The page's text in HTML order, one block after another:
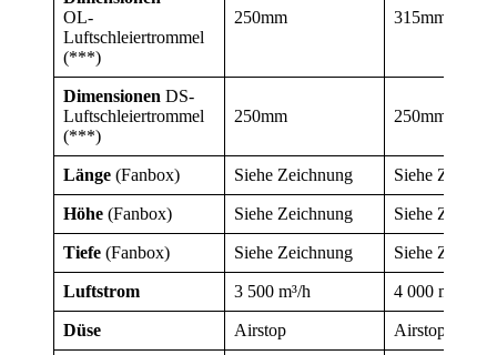
OL-
Luftschleiertrommel
(***)
250mm 315mm
Dimensionen DS-
Luftschleiertrommel
(***)
250mm 250mm
Länge (Fanbox) Siehe Zeichnung Siehe
Höhe (Fanbox) Siehe Zeichnung Siehe
Tiefe (Fanbox) Siehe Zeichnung Siehe
Luftstrom 3 500 m³/h 4 000 m³/h
Düse Airstop Airstop